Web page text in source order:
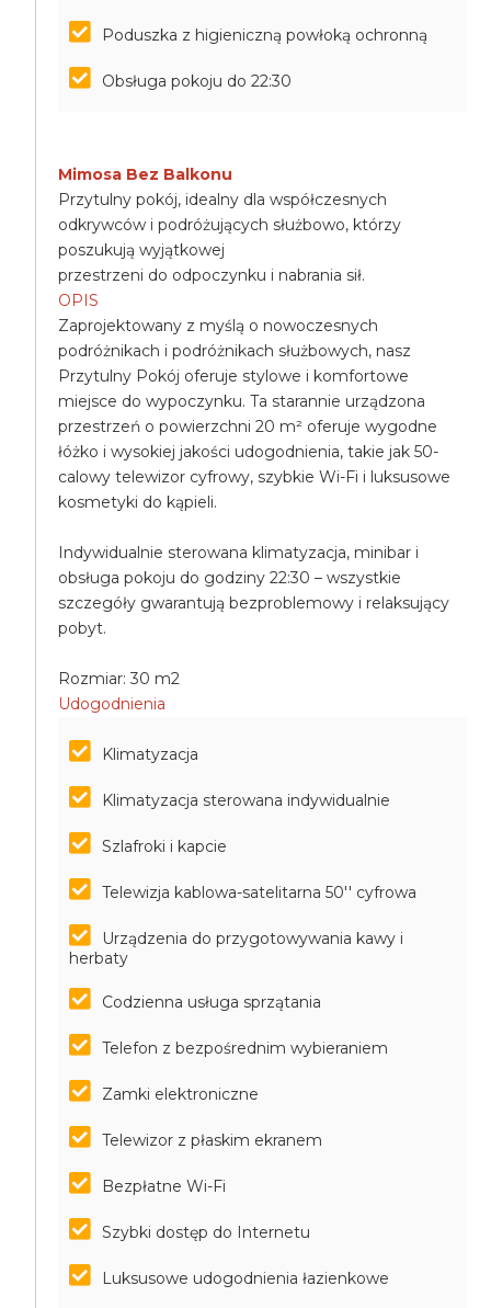
Poduszka z higieniczną powłoką ochronną
Obsługa pokoju do 22:30
Mimosa Bez Balkonu
Przytulny pokój, idealny dla współczesnych
odkrywców i podróżujących służbowo, którzy
poszukują wyjątkowej
przestrzeni do odpoczynku i nabrania sił.
OPIS
Zaprojektowany z myślą o nowoczesnych
podróżnikach i podróżnikach służbowych, nasz
Przytulny Pokój oferuje stylowe i komfortowe
miejsce do wypoczynku. Ta starannie urządzona
przestrzeń o powierzchni 20 m² oferuje wygodne
łóżko i wysokiej jakości udogodnienia, takie jak 50-
calowy telewizor cyfrowy, szybkie Wi-Fi i luksusowe
kosmetyki do kąpieli.
Indywidualnie sterowana klimatyzacja, minibar i
obsługa pokoju do godziny 22:30 – wszystkie
szczegóły gwarantują bezproblemowy i relaksujący
pobyt.
Rozmiar: 30 m2
Udogodnienia
Klimatyzacja
Klimatyzacja sterowana indywidualnie
Szlafroki i kapcie
Telewizja kablowa-satelitarna 50'' cyfrowa
Urządzenia do przygotowywania kawy i
herbaty
Codzienna usługa sprzątania
Telefon z bezpośrednim wybieraniem
Zamki elektroniczne
Telewizor z płaskim ekranem
Bezpłatne Wi-Fi
Szybki dostęp do Internetu
Luksusowe udogodnienia łazienkowe